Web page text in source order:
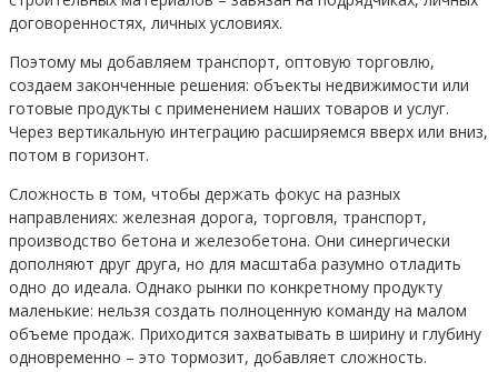
договоренностях, личных условиях.
Поэтому мы добавляем транспорт, оптовую торговлю,
создаем законченные решения: объекты недвижимости или
готовые продукты с применением наших товаров и услуг.
Через вертикальную интеграцию расширяемся вверх или вниз,
потом в горизонт.
Сложность в том, чтобы держать фокус на разных
направлениях: железная дорога, торговля, транспорт,
производство бетона и железобетона. Они синергически
дополняют друг друга, но для масштаба разумно отладить
одно до идеала. Однако рынки по конкретному продукту
маленькие: нельзя создать полноценную команду на малом
объеме продаж. Приходится захватывать в ширину и глубину
одновременно – это тормозит, добавляет сложность.